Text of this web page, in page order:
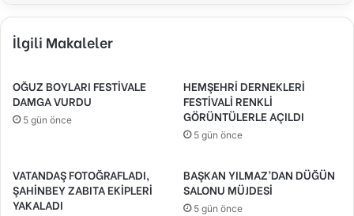
İlgili Makaleler
OĞUZ BOYLARI FESTİVALE
DAMGA VURDU
5 gün önce
HEMŞEHRİ DERNEKLERİ
FESTİVALİ RENKLİ
GÖRÜNTÜLERLE AÇILDI
5 gün önce
VATANDAŞ FOTOĞRAFLADI,
ŞAHİNBEY ZABITA EKİPLERİ
YAKALADI
BAŞKAN YILMAZ’DAN DÜĞÜN
SALONU MÜJDESİ
5 gün önce